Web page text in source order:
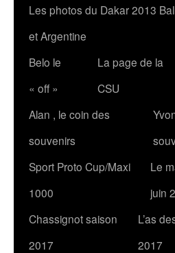
Les photos du Dakar 2013
et Argentine
Belo le
« off »
La page de la
CSU
Alan , le coin des
souvenirs
Sport Proto Cup/Maxi
1000
Le
juin
Chassignot saison
2017
L’as
2017